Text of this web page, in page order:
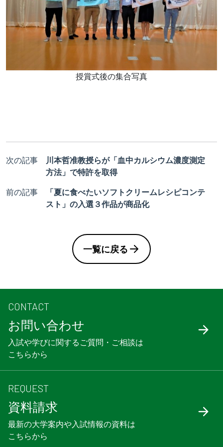
授賞式後の集合写真
次の記事
川本哲准教授らが「血中カルシウム濃度測定
方法」で特許を取得
前の記事
「夏に食べたいソフトクリームレシピコンテ
スト」の入選３作品が商品化
一覧に戻る
CONTACT
お問い合わせ
入試や学びに関するご質問・ご相談は
こちらから
REQUEST
資料請求
最新の大学案内や入試情報の資料は
こちらから